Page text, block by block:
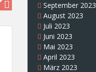
September 2023
August 2023
Juli 2023
Juni 2023
Mai 2023
April 2023
März 2023